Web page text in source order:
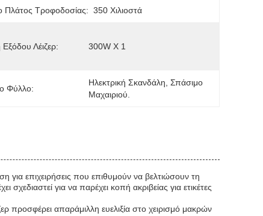
Πλάτος Τροφοδοσίας: 350 Χιλιοστά
Λέιζερ: 300W X 1
Φύλλο:
Ηλεκτρική Σκανδάλη, Σπάσιμο
Μαχαιριού.
για επιχειρήσεις που επιθυμούν να βελτιώσουν τη
για να παρέχει κοπή ακριβείας για ετικέτες
απαράμιλλη ευελιξία στο χειρισμό μακρών